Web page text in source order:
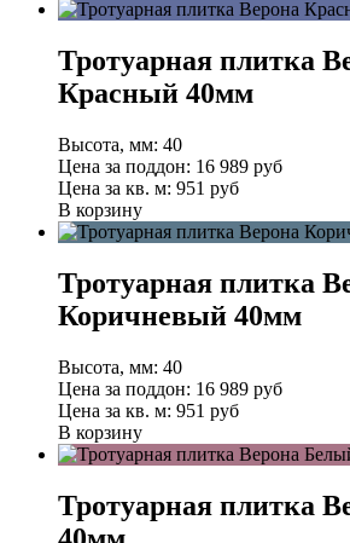
Тротуарная плитка
Красный 40мм
Высота, мм: 40
Цена за поддон: 16 989 руб
Цена за кв. м: 951 руб
В корзину
Тротуарная плитка
Коричневый 40мм
Высота, мм: 40
Цена за поддон: 16 989 руб
Цена за кв. м: 951 руб
В корзину
Тротуарная плитка